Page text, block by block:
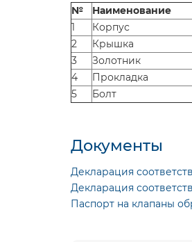
№ Наименование
1
Корпус
2
Крышка
3
Золотник
4
Прокладка
5
Болт
Документы
Декларация
Декларация
Паспорт на клапаны